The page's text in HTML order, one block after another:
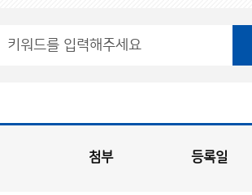
첨부 등록일